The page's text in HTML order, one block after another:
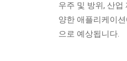
우주 및 방위, 산
양한 애플리케이
으로 예상됩니다.